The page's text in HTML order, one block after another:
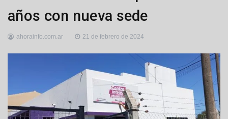
años con nueva sede
ahorainfo.com.ar 21 de febrero de 2024